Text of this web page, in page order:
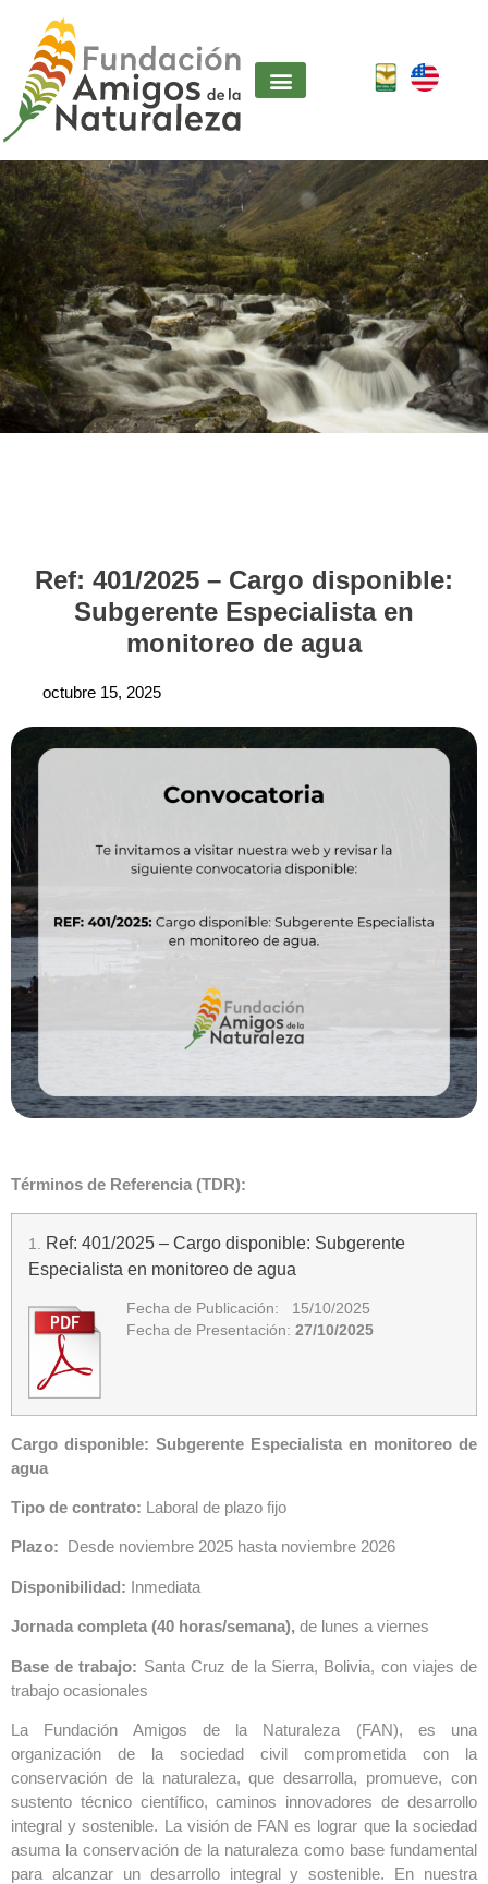
Ref: 401/2025 – Cargo disponible:
Subgerente Especialista en
monitoreo de agua
octubre 15, 2025
Términos de Referencia (TDR):
1.
Ref: 401/2025 – Cargo disponible: Subgerente
Especialista en monitoreo de agua
Fecha de Publicación: 15/10/2025
Fecha de Presentación: 27/10/2025
Cargo disponible: Subgerente Especialista en monitoreo de
agua
Tipo de contrato: Laboral de plazo fijo
Plazo: Desde noviembre 2025 hasta noviembre 2026
Disponibilidad: Inmediata
Jornada completa (40 horas/semana), de lunes a viernes
Base de trabajo: Santa Cruz de la Sierra, Bolivia, con viajes de
trabajo ocasionales
La Fundación Amigos de la Naturaleza (FAN), es una
organización de la sociedad civil comprometida con la
conservación de la naturaleza, que desarrolla, promueve, con
sustento técnico científico, caminos innovadores de desarrollo
integral y sostenible. La visión de FAN es lograr que la sociedad
asuma la conservación de la naturaleza como base fundamental
para alcanzar un desarrollo integral y sostenible. En nuestra